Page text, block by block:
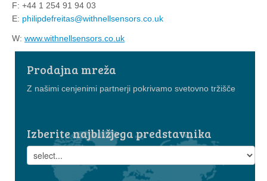
F: +44 1 254 91 94 03
E: philipdefreitas@withnellsensors.co.uk
W: www.withnellsensors.co.uk
Prodajna mreža
Z našimi cenjenimi partnerji pokrivamo svetovno tržišče
Izberite najbližjega predstavnika